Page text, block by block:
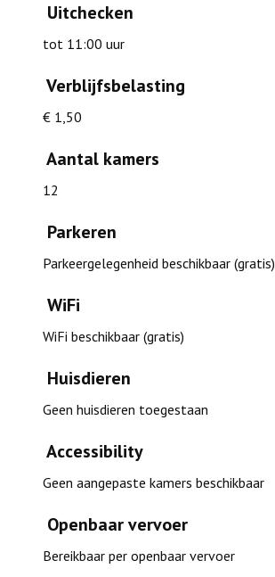
Uitchecken
tot 11:00 uur
Verblijfsbelasting
€ 1,50
Aantal kamers
12
Parkeren
Parkeergelegenheid beschikbaar (gratis)
WiFi
WiFi beschikbaar (gratis)
Huisdieren
Geen huisdieren toegestaan
Accessibility
Geen aangepaste kamers beschikbaar
Openbaar vervoer
Bereikbaar per openbaar vervoer